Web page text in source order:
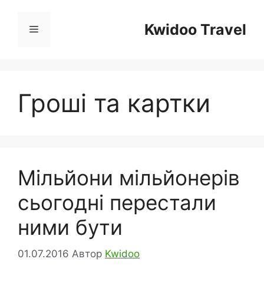
вмісту
Kwidoo Travel
Меню
Гроші та картки
Мільйони мільйонерів
сьогодні перестали
ними бути
01.07.2016 Автор Kwidoo